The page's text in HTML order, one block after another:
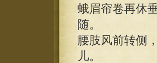
蛾眉帘卷再休
随。
腰肢风前转侧
儿。